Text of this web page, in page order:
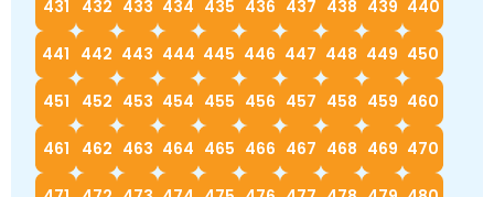
431 432 433 434 435 436 437 438 439 440
441 442 443 444 445 446 447 448 449 450
451 452 453 454 455 456 457 458 459 460
461 462 463 464 465 466 467 468 469 470